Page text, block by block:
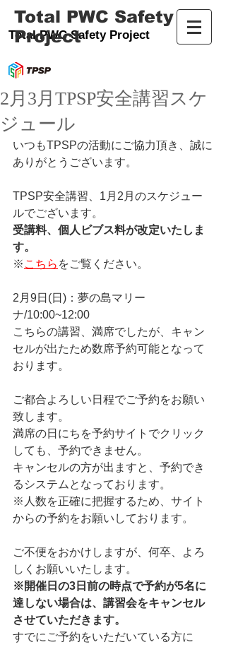
Total PWC Safety Project
Total PWC Safety
Project
2月3月TPSP安全講習スケ
ジュール
いつもTPSPの活動にご協力頂き、誠に
ありがとうございます。
TPSP安全講習、1月2月のスケジュー
ルでございます。
受講料、個人ビブス料が改定いたしま
す。
※ こちら をご覧ください。
2月9日(日)：夢の島マリー
ナ/10:00~12:00
こちらの講習、満席でしたが、キャン
セルが出たため数席予約可能となって
おります。
ご都合よろしい日程でご予約をお願い
致します。
満席の日にちを予約サイトでクリック
しても、予約できません。
キャンセルの方が出ますと、予約でき
るシステムとなっております。
※人数を正確に把握するため、サイト
からの予約をお願いしております。
ご不便をおかけしますが、何卒、よろ
しくお願いいたします。
※開催日の3日前の時点で予約が5名に
達しない場合は、講習会をキャンセル
させていただきます。
すでにご予約をいただいている方に